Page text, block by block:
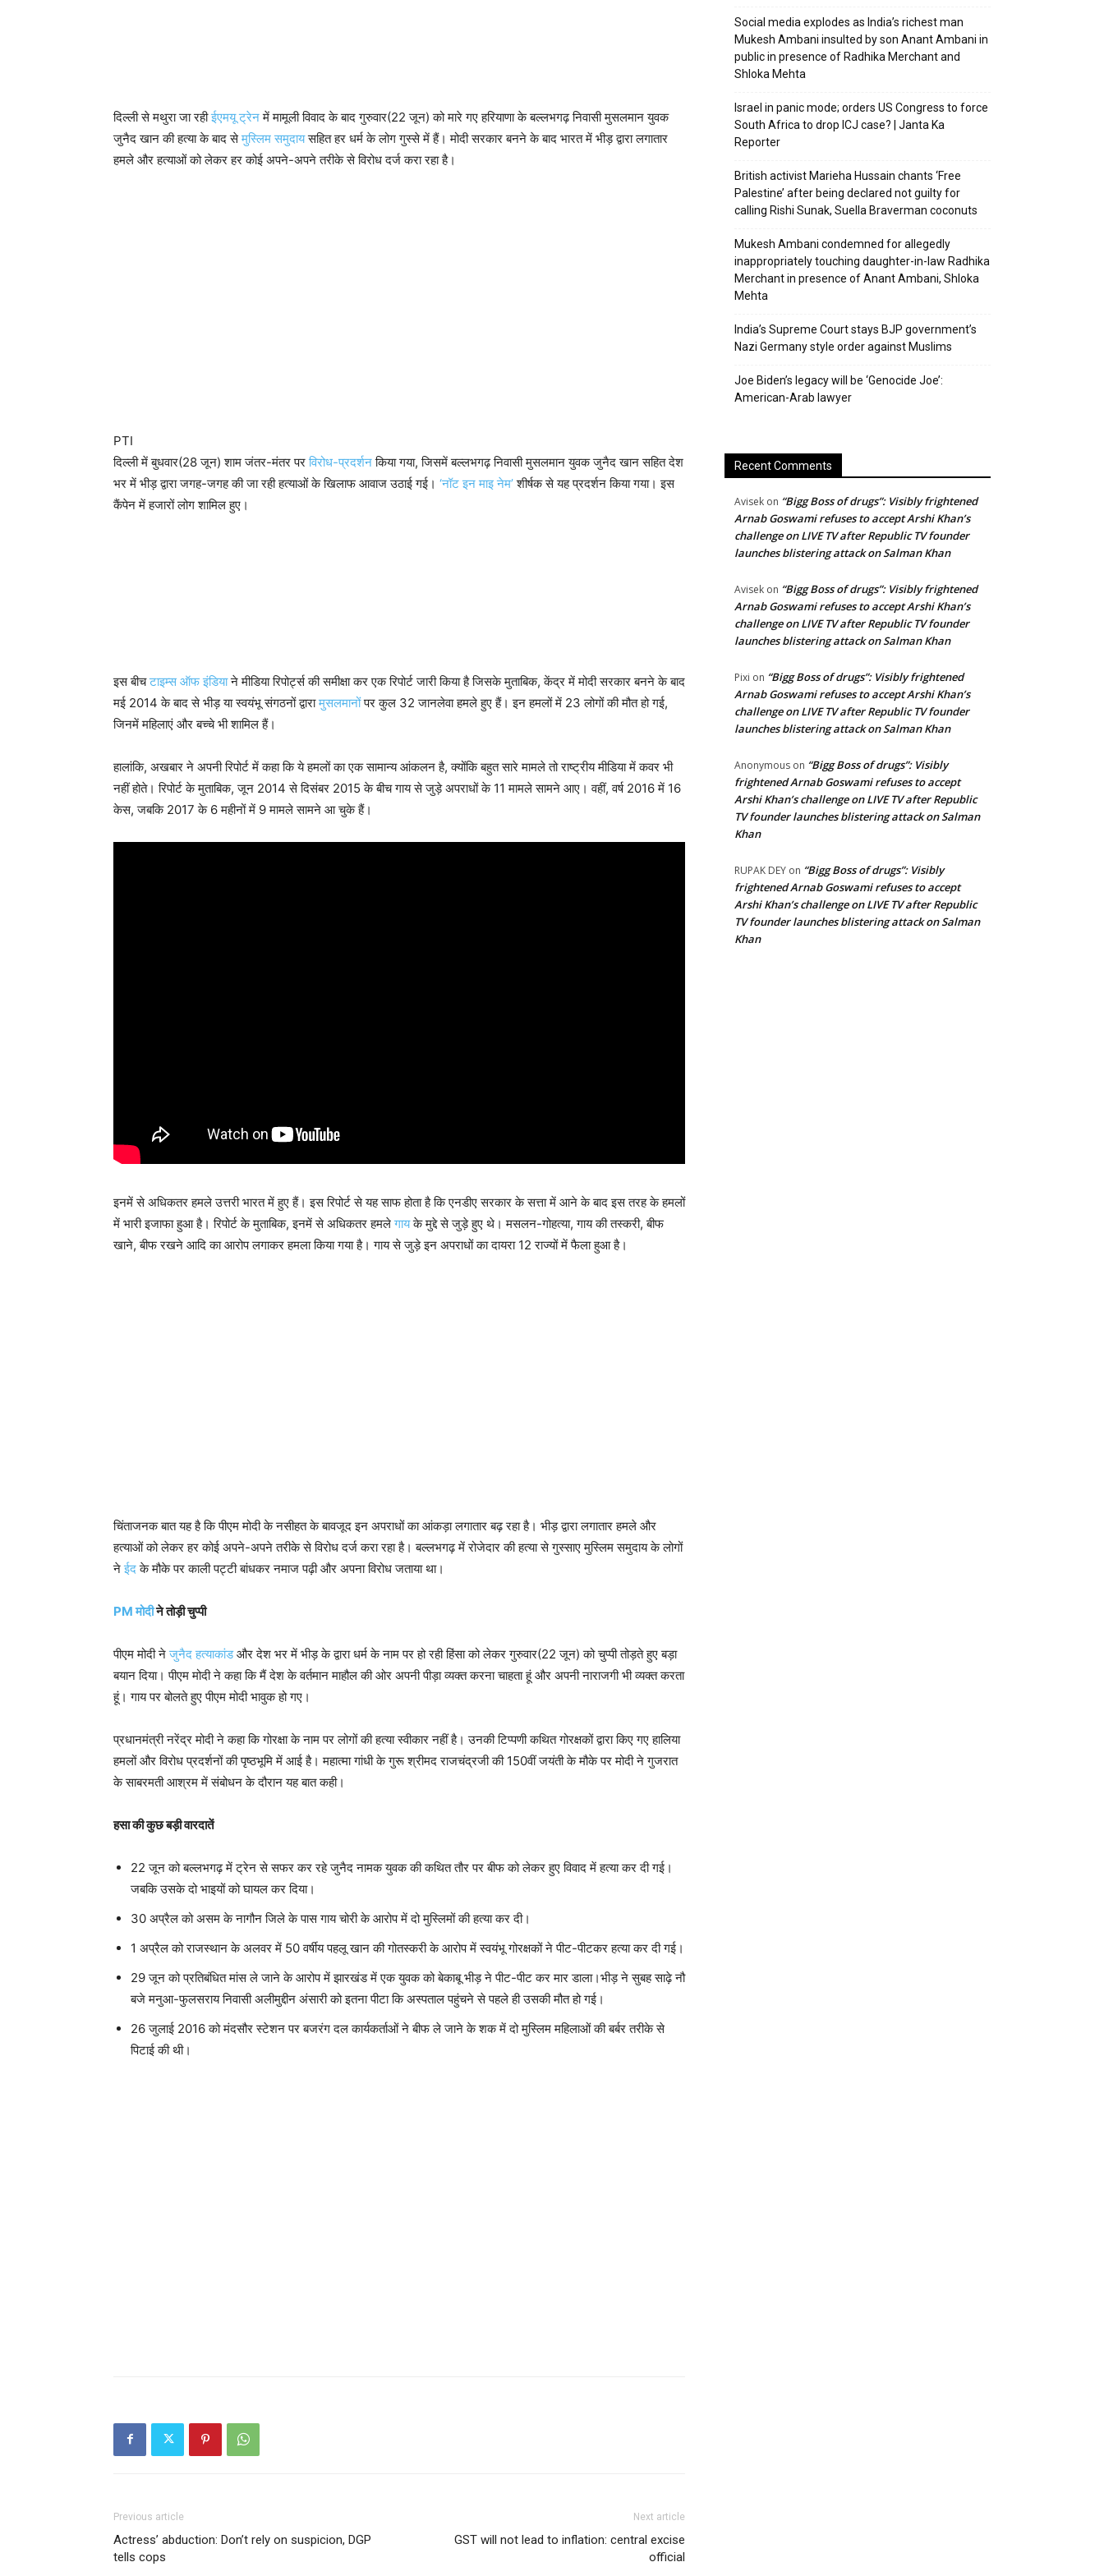
दिल्ली से मथुरा जा रहीईएमयू ट्रेनमें मामूली विवाद के बाद गुरुवार(22 जून) को मारे गए हरियाणा के बल्लभगढ़ निवासी मुसलमान युवक
जुनैद खान की हत्या के बाद सेमुस्लिम समुदायसहित हर धर्म के लोग गुस्से में हैं। मोदी सरकार बनने के बाद भारत में भीड़ द्वारा लगातार
हमले और हत्याओं को लेकर हर कोई अपने-अपने तरीके से विरोध दर्ज करा रहा है।
PTI
दिल्ली में बुधवार(28 जून) शाम जंतर-मंतर परविरोध-प्रदर्शनकिया गया, जिसमें बल्लभगढ़ निवासी मुसलमान युवक जुनैद खान सहित देश
भर में भीड़ द्वारा जगह-जगह की जा रही हत्याओं के खिलाफ आवाज उठाई गई। ‘नॉट इन माइ नेम’शीर्षक से यह प्रदर्शन किया गया। इस
कैंपेन में हजारों लोग शामिल हुए।
इस बीचटाइम्स ऑफ इंडियाने मीडिया रिपोर्ट्स की समीक्षा कर एक रिपोर्ट जारी किया है जिसके मुताबिक, केंद्र में मोदी सरकार बनने के बाद
मई 2014 के बाद से भीड़ या स्वयंभू संगठनों द्वारामुसलमानोंपर कुल 32 जानलेवा हमले हुए हैं। इन हमलों में 23 लोगों की मौत हो गई,
जिनमें महिलाएं और बच्चे भी शामिल हैं।
हालांकि, अखबार ने अपनी रिपोर्ट में कहा कि ये हमलों का एक सामान्य आंकलन है, क्योंकि बहुत सारे मामले तो राष्ट्रीय मीडिया में कवर भी
नहीं होते। रिपोर्ट के मुताबिक, जून 2014 से दिसंबर 2015 के बीच गाय से जुड़े अपराधों के 11 मामले सामने आए। वहीं, वर्ष 2016 में 16
केस, जबकि 2017 के 6 महीनों में 9 मामले सामने आ चुके हैं।
इनमें से अधिकतर हमले उत्तरी भारत में हुए हैं। इस रिपोर्ट से यह साफ होता है कि एनडीए सरकार के सत्ता में आने के बाद इस तरह के हमलों
में भारी इजाफा हुआ है। रिपोर्ट के मुताबिक, इनमें से अधिकतर हमलेगायके मुद्दे से जुड़े हुए थे। मसलन-गोहत्या, गाय की तस्करी, बीफ
खाने, बीफ रखने आदि का आरोप लगाकर हमला किया गया है। गाय से जुड़े इन अपराधों का दायरा 12 राज्यों में फैला हुआ है।
चिंताजनक बात यह है कि पीएम मोदी के नसीहत के बावजूद इन अपराधों का आंकड़ा लगातार बढ़ रहा है। भीड़ द्वारा लगातार हमले और
हत्याओं को लेकर हर कोई अपने-अपने तरीके से विरोध दर्ज करा रहा है। बल्लभगढ़ में रोजेदार की हत्या से गुस्साए मुस्ल‍िम समुदाय के लोगों
नेईदके मौके पर काली पट्टी बांधकर नमाज पढ़ी और अपना विरोध जताया था।
PM मोदीने तोड़ी चुप्पी
पीएम मोदी नेजुनैद हत्याकांडऔर देश भर में भीड़ के द्वारा धर्म के नाम पर हो रही हिंसा को लेकर गुरुवार(22 जून) को चुप्पी तोड़ते हुए बड़ा
बयान दिया। पीएम मोदी ने कहा कि मैं देश के वर्तमान माहौल की ओर अपनी पीड़ा व्यक्त करना चाहता हूं और अपनी नाराजगी भी व्यक्त करता
हूं। गाय पर बोलते हुए पीएम मोदी भावुक हो गए।
प्रधानमंत्री नरेंद्र मोदी ने कहा कि गोरक्षा के नाम पर लोगों की हत्या स्वीकार नहीं है। उनकी टिप्पणी कथित गोरक्षकों द्वारा किए गए हालिया
हमलों और विरोध प्रदर्शनों की पृष्ठभूमि में आई है। महात्मा गांधी के गुरू श्रीमद राजचंद्रजी की 150वीं जयंती के मौके पर मोदी ने गुजरात
के साबरमती आश्रम में संबोधन के दौरान यह बात कही।
हसा की कुछ बड़ी वारदातें
22 जून को बल्लभगढ़ में ट्रेन से सफर कर रहे जुनैद नामक युवक की कथित तौर पर बीफ को लेकर हुए विवाद में हत्या कर दी गई।
जबकि उसके दो भाइयों को घायल कर दिया।
30 अप्रैल को असम के नागौन जिले के पास गाय चोरी के आरोप में दो मुस्लिमों की हत्या कर दी।
1 अप्रैल को राजस्थान के अलवर में 50 वर्षीय पहलू खान की गोतस्करी के आरोप में स्वयंभू गोरक्षकों ने पीट-पीटकर हत्या कर दी गई।
29 जून को प्रतिबंधित मांस ले जाने के आरोप में झारखंड में एक युवक को बेकाबू भीड़ ने पीट-पीट कर मार डाला।भीड़ ने सुबह साढ़े नौ
बजे मनुआ-फुलसराय निवासी अलीमुद्दीन अंसारी को इतना पीटा कि अस्पताल पहुंचने से पहले ही उसकी मौत हो गई।
26 जुलाई 2016 को मंदसौर स्टेशन पर बजरंग दल कार्यकर्ताओं ने बीफ ले जाने के शक में दो मुस्लिम महिलाओं की बर्बर तरीके से
पिटाई की थी।
Previous article
Actress’ abduction: Don’t rely on suspicion, DGP
tells cops
Next article
GST will not lead to inflation: central excise
official
Social media explodes as India’s richest man
Mukesh Ambani insulted by son Anant Ambani in
public in presence of Radhika Merchant and
Shloka Mehta
Israel in panic mode; orders US Congress to force
South Africa to drop ICJ case? | Janta Ka
Reporter
British activist Marieha Hussain chants ‘Free
Palestine’ after being declared not guilty for
calling Rishi Sunak, Suella Braverman coconuts
Mukesh Ambani condemned for allegedly
inappropriately touching daughter-in-law Radhika
Merchant in presence of Anant Ambani, Shloka
Mehta
India’s Supreme Court stays BJP government’s
Nazi Germany style order against Muslims
Joe Biden’s legacy will be ‘Genocide Joe’:
American-Arab lawyer
Recent Comments
Avisek on “Bigg Boss of drugs”: Visibly frightened
Arnab Goswami refuses to accept Arshi Khan’s
challenge on LIVE TV after Republic TV founder
launches blistering attack on Salman Khan
Avisek on “Bigg Boss of drugs”: Visibly frightened
Arnab Goswami refuses to accept Arshi Khan’s
challenge on LIVE TV after Republic TV founder
launches blistering attack on Salman Khan
Pixi on “Bigg Boss of drugs”: Visibly frightened
Arnab Goswami refuses to accept Arshi Khan’s
challenge on LIVE TV after Republic TV founder
launches blistering attack on Salman Khan
Anonymous on “Bigg Boss of drugs”: Visibly
frightened Arnab Goswami refuses to accept
Arshi Khan’s challenge on LIVE TV after Republic
TV founder launches blistering attack on Salman
Khan
RUPAK DEY on “Bigg Boss of drugs”: Visibly
frightened Arnab Goswami refuses to accept
Arshi Khan’s challenge on LIVE TV after Republic
TV founder launches blistering attack on Salman
Khan